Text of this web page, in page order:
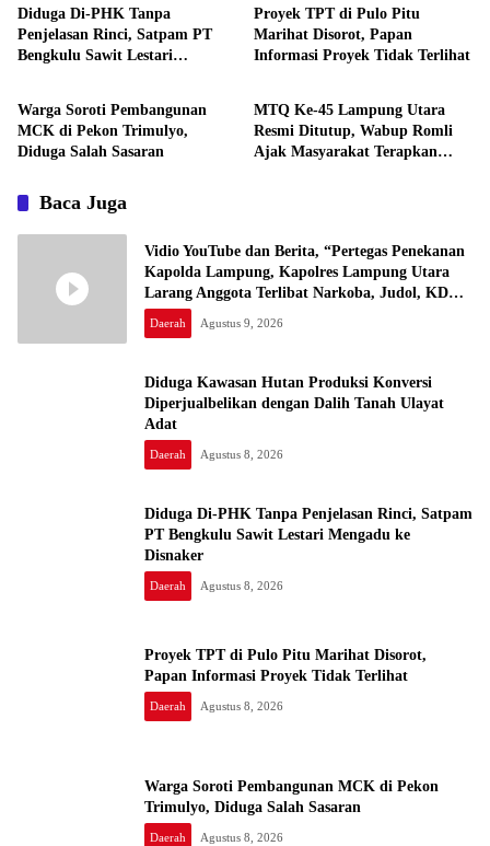
Perselingkuhan”
Diduga Di-PHK Tanpa
Penjelasan Rinci, Satpam PT
Bengkulu Sawit Lestari
Proyek TPT di Pulo Pitu
Marihat Disorot, Papan
Informasi Proyek Tidak Terlihat
Daerah
Warga Soroti Pembangunan
MCK di Pekon Trimulyo,
Diduga Salah Sasaran
Daerah
MTQ Ke-45 Lampung Utara
Resmi Ditutup, Wabup Romli
Ajak Masyarakat Terapkan
Baca Juga
Vidio YouTube dan Berita, “Pertegas Penekanan
Kapolda Lampung, Kapolres Lampung Utara
Larang Anggota Terlibat Narkoba, Judol, KDRT
dan Perselingkuhan”
Daerah Agustus 9, 2026
Diduga Kawasan Hutan Produksi Konversi
Diperjualbelikan dengan Dalih Tanah Ulayat
Adat
Daerah Agustus 8, 2026
Diduga Di-PHK Tanpa Penjelasan Rinci, Satpam
PT Bengkulu Sawit Lestari Mengadu ke
Disnaker
Daerah Agustus 8, 2026
Proyek TPT di Pulo Pitu Marihat Disorot,
Papan Informasi Proyek Tidak Terlihat
Daerah Agustus 8, 2026
Warga Soroti Pembangunan MCK di Pekon
Trimulyo, Diduga Salah Sasaran
Daerah Agustus 8, 2026